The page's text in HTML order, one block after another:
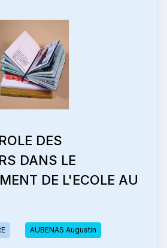
DES
DANS LE
DE L'ECOLE AU
AUBENAS Augustin